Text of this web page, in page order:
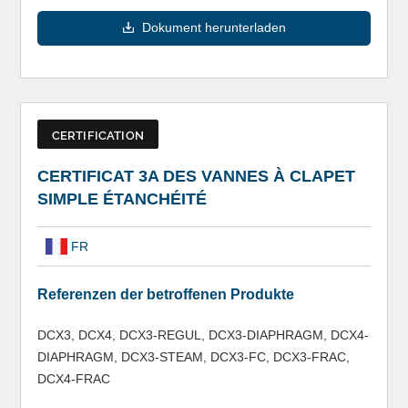
Dokument herunterladen
CERTIFICATION
CERTIFICAT 3A DES VANNES À CLAPET
SIMPLE ÉTANCHÉITÉ
FR
Referenzen der betroffenen Produkte
DCX3, DCX4, DCX3-REGUL, DCX3-DIAPHRAGM, DCX4-
DIAPHRAGM, DCX3-STEAM, DCX3-FC, DCX3-FRAC,
DCX4-FRAC